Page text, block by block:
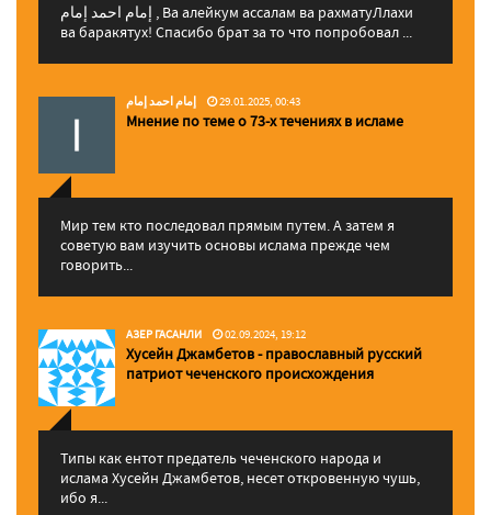
إمام احمد إمام , Ва алейкум ассалам ва рахматуЛлахи
ва баракятух! Спасибо брат за то что попробовал ...
إمام احمد إمام 29.01.2025, 00:43
Мнение по теме о 73-х течениях в исламе
Мир тем кто последовал прямым путем. А затем я
советую вам изучить основы ислама прежде чем
говорить...
АЗЕР ГАСАНЛИ 02.09.2024, 19:12
Хусейн Джамбетов - православный русский
патриот чеченского происхождения
Типы как ентот предатель чеченского народа и
ислама Хусейн Джамбетов, несет откровенную чушь,
ибо я...